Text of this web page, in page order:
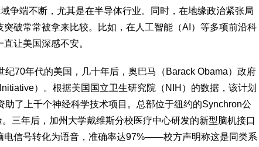
争端不断，尤其是在半导体行业。同时，在地缘政治紧张局
破常常被拿来比较。比如，在人工智能（AI）等多项前沿科
让美国深感不安。
纪70年代的美国，几十年后，奥巴马（Barack Obama）政府
）。根据美国国立卫生研究院（NIH）的数据，该计划
助了上千个神经科学技术项目。总部位于纽约的Synchron公
三年后，加州大学戴维斯分校医疗中心研发的新型脑机接口
电信号转化为语音，准确率达97%——校方声明称这是同类系